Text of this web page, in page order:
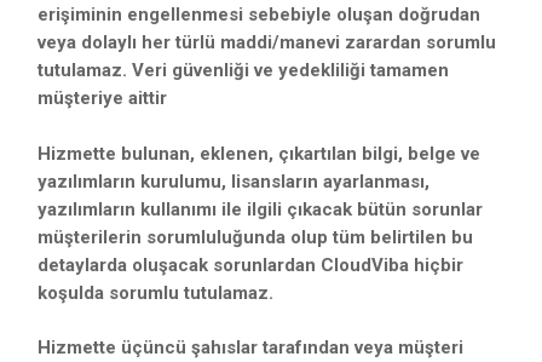
erişiminin engellenmesi sebebiyle oluşan doğrudan
veya dolaylı her türlü maddi/manevi zarardan sorumlu
tutulamaz. Veri güvenliği ve yedekliliği tamamen
müşteriye aittir
Hizmette bulunan, eklenen, çıkartılan bilgi, belge ve
yazılımların kurulumu, lisansların ayarlanması,
yazılımların kullanımı ile ilgili çıkacak bütün sorunlar
müşterilerin sorumluluğunda olup tüm belirtilen bu
detaylarda oluşacak sorunlardan CloudViba hiçbir
koşulda sorumlu tutulamaz.
Hizmette üçüncü şahıslar tarafından veya müşteri